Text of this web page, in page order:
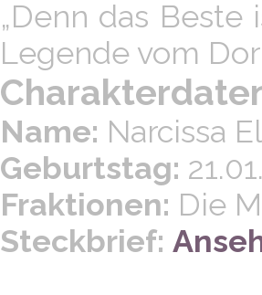
„Denn das
Legende vom
Name: Narcissa
Geburtstag:
Fraktionen: Die
Steckbrief: